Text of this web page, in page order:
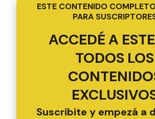
ESTE CONTENIDO
PARA
ACCEDÉ A
TODOS LOS
Suscribite y empezá a